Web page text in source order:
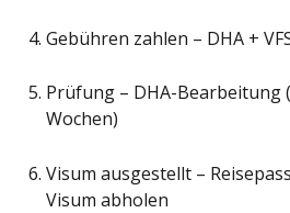
Gebühren zahlen – DHA +
Prüfung – DHA-Bearbeitung
Wochen)
Visum ausgestellt –
Visum abholen